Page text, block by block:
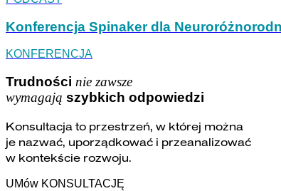
Konferencja Spinaker dla
KONFERENCJA
Trudności nie zawsze
wymagają szybkich odpowiedzi
Konsultacja to przestrzeń, w której można
je nazwać, uporządkować i przeanalizować
w kontekście rozwoju.
UMów KONSULTACJĘ